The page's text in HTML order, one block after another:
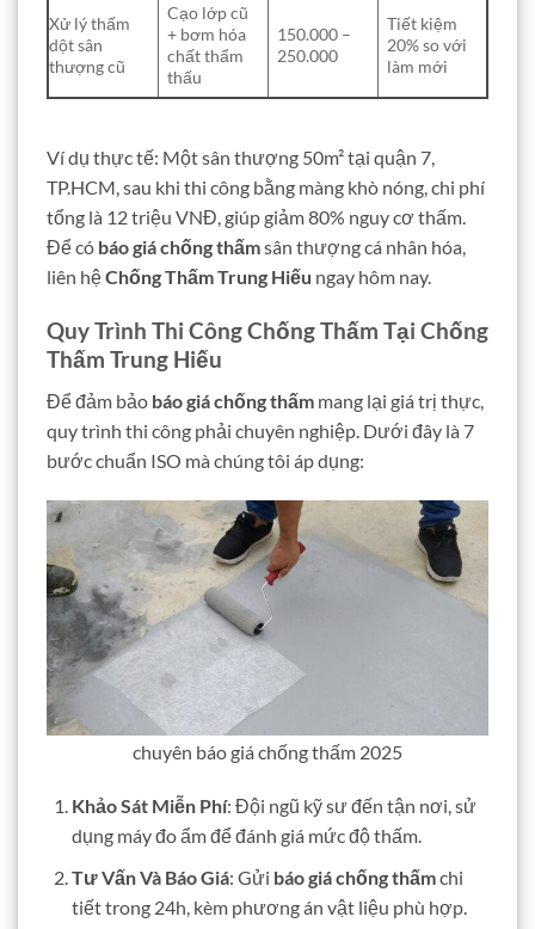
Xử lý thấm
dột sân
thượng cũ
Cạo lớp cũ
+ bơm hóa
chất thẩm
thấu
150.000 –
250.000
Tiết kiệm
20% so với
làm mới
Ví dụ thực tế: Một sân thượng 50m² tại quận 7,
TP.HCM, sau khi thi công bằng màng khò nóng, chi phí
tổng là 12 triệu VNĐ, giúp giảm 80% nguy cơ thấm.
Để có báo giá chống thấmsân thượng cá nhân hóa,
liên hệChống Thấm Trung Hiếu ngay hôm nay.
Quy Trình Thi Công Chống Thấm Tại Chống
Thấm Trung Hiếu
Để đảm bảo báo giá chống thấm mang lại giá trị thực,
quy trình thi công phải chuyên nghiệp. Dưới đây là 7
bước chuẩn ISO mà chúng tôi áp dụng:
chuyên báo giá chống thấm 2025
Khảo Sát Miễn Phí: Đội ngũ kỹ sư đến tận nơi, sử
dụng máy đo ẩm để đánh giá mức độ thấm.
Tư Vấn Và Báo Giá: Gửi báo giá chống thấmchi
tiết trong 24h, kèm phương án vật liệu phù hợp.